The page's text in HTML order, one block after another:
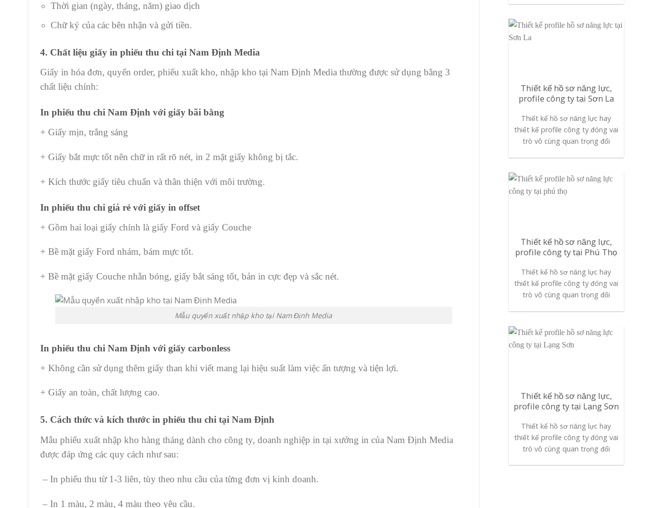
Thời gian (ngày, tháng, năm) giao dịch
Chữ ký của các bên nhận và gửi tiền.
4. Chất liệu giấy in phiếu thu chi tại Nam Định Media
Giấy in hóa đơn, quyển order, phiếu xuất kho, nhập kho tại Nam Định Media thường được sử dụng bằng 3
chất liệu chính:
In phiếu thu chi Nam Định với giấy bãi bằng
+ Giấy mịn, trắng sáng
+ Giấy bắt mực tốt nên chữ in rất rõ nét, in 2 mặt giấy không bị tắc.
+ Kích thước giấy tiêu chuẩn và thân thiện với môi trường.
In phiếu thu chi giá rẻ với giấy in offset
+ Gồm hai loại giấy chính là giấy Ford và giấy Couche
+ Bề mặt giấy Ford nhám, bám mực tốt.
+ Bề mặt giấy Couche nhẵn bóng, giấy bắt sáng tốt, bản in cực đẹp và sắc nét.
Mẫu quyển xuất nhập kho tại Nam Định Media
In phiếu thu chi Nam Định với giấy carbonless
+ Không cần sử dụng thêm giấy than khi viết mang lại hiệu suất làm việc ấn tượng và tiện lợi.
+ Giấy an toàn, chất lượng cao.
5. Cách thức và kích thước in phiếu thu chi tại Nam Định
Mẫu phiếu xuất nhập kho hàng tháng dành cho công ty, doanh nghiệp in tại xưởng in của Nam Định Media
được đáp ứng các quy cách như sau:
– In phiếu thu từ 1-3 liên, tùy theo nhu cầu của từng đơn vị kinh doanh.
– In 1 màu, 2 màu, 4 màu theo yêu cầu.
Thiết kế hồ sơ năng lực,
profile công ty tại Sơn La
Thiết kế hồ sơ năng lực hay
thiết kế profile công ty đóng vai
trò vô cùng quan trọng đối
Thiết kế hồ sơ năng lực,
profile công ty tại Phú Thọ
Thiết kế hồ sơ năng lực hay
thiết kế profile công ty đóng vai
trò vô cùng quan trọng đối
Thiết kế hồ sơ năng lực,
profile công ty tại Lạng Sơn
Thiết kế hồ sơ năng lực hay
thiết kế profile công ty đóng vai
trò vô cùng quan trọng đối